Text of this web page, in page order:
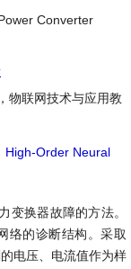
Converter
物联网技术与应用教
High-Order Neural
变换器故障的方法。
络的诊断结构。采取
电压、电流值作为样